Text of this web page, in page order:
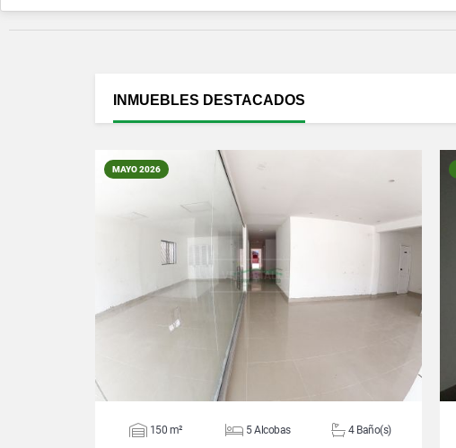
INMUEBLES DESTACADOS
MAYO 2026
VER DETALLES
150 m² 5 Alcobas 4 Baño(s)